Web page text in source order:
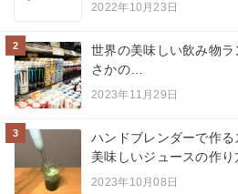
2022年10月23日
2
世界の美味しい飲み物
さかの…
2023年11月29日
3
ハンドブレンダーで作る
美味しいジュースの作り
2023年10月08日